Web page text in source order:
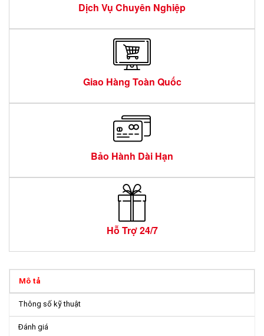
Dịch Vụ Chuyên Nghiệp
Giao Hàng Toàn Quốc
Bảo Hành Dài Hạn
Hỗ Trợ 24/7
Mô tả
Thông số kỹ thuật
Đánh giá